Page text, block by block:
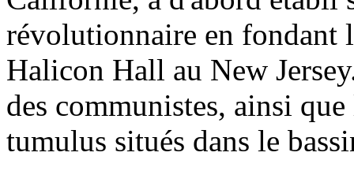
révolutionnaire en fondant
Halicon Hall au New
des communistes, ainsi
tumulus situés dans le